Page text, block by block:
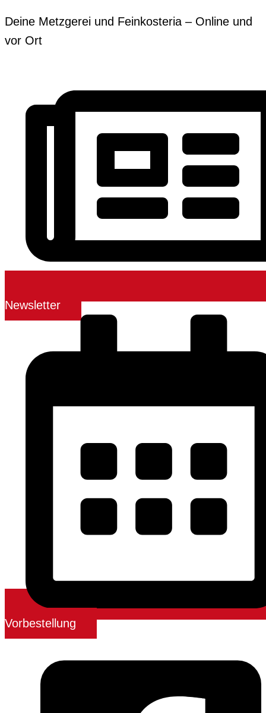
Inhalt
springen
Deine Metzgerei und Feinkosteria – Online und
vor Ort
Newsletter
Vorbestellung